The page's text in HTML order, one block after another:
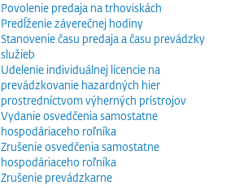
Povolenie predaja na trhoviskách
Predĺženie záverečnej hodiny
Stanovenie času predaja a času prevádzky
služieb
Udelenie individuálnej licencie na
prevádzkovanie hazardných hier
prostredníctvom výherných prístrojov
Vydanie osvedčenia samostatne
hospodáriaceho roľníka
Zrušenie osvedčenia samostatne
hospodáriaceho roľníka
Zrušenie prevádzkarne